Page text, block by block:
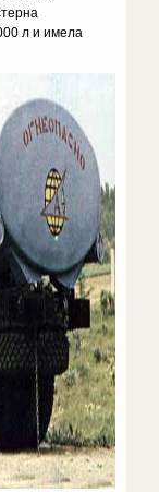
л и имела